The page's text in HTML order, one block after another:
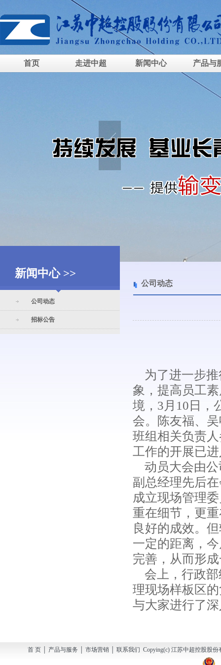
首页 走进中超 新闻中心 产品与
新闻中心 >>
公司动态
招标公告
公司动态
为了进一步推
象，提高员工
境，3月10日，
会。陈友福、
班组相关负责
工作的开展已
动员大会由公
副总经理先后
成立现场管理
重在细节，更
良好的成效。
一定的距离，
完善，从而形
会上，行政部
理现场样板区
与大家进行了
首 页 │ 产品与服务 │ 市场营销 │ 联系我们 Copying(c) 江苏中超控股股